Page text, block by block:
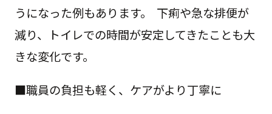
うになった例もあります。 下痢や急な排便が
減り、トイレでの時間が安定してきたことも大
きな変化です。
■職員の負担も軽く、ケアがより丁寧に